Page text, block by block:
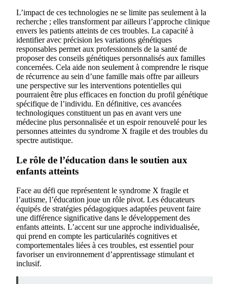
L’impact de ces technologies ne se limite pas seulement à la
recherche ; elles transforment par ailleurs l’approche clinique
envers les patients atteints de ces troubles. La capacité à
identifier avec précision les variations génétiques
responsables permet aux professionnels de la santé de
proposer des conseils génétiques personnalisés aux familles
concernées. Cela aide non seulement à comprendre le risque
de récurrence au sein d’une famille mais offre par ailleurs
une perspective sur les interventions potentielles qui
pourraient être plus efficaces en fonction du profil génétique
spécifique de l’individu. En définitive, ces avancées
technologiques constituent un pas en avant vers une
médecine plus personnalisée et un espoir renouvelé pour les
personnes atteintes du syndrome X fragile et des troubles du
spectre autistique.
Le rôle de l’éducation dans le soutien aux
enfants atteints
Face au défi que représentent le syndrome X fragile et
l’autisme, l’éducation joue un rôle pivot. Les éducateurs
équipés de stratégies pédagogiques adaptées peuvent faire
une différence significative dans le développement des
enfants atteints. L’accent sur une approche individualisée,
qui prend en compte les particularités cognitives et
comportementales liées à ces troubles, est essentiel pour
favoriser un environnement d’apprentissage stimulant et
inclusif.